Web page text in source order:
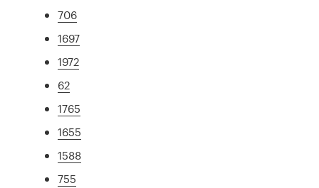
706
1697
1972
62
1765
1655
1588
755